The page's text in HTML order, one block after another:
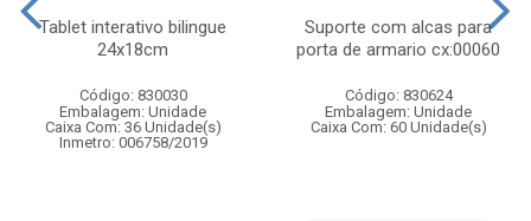
Tablet interativo bilingue
24x18cm
Código: 830030
Embalagem: Unidade
Caixa Com: 36 Unidade(s)
Inmetro: 006758/2019
Suporte com alcas para
porta de armario cx:00060
Código: 830624
Embalagem: Unidade
Caixa Com: 60 Unidade(s)